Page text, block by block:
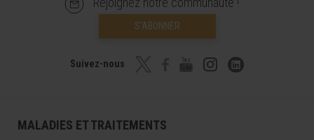
S’ABONNER
Suivez-nous
MALADIES ET TRAITEMENTS